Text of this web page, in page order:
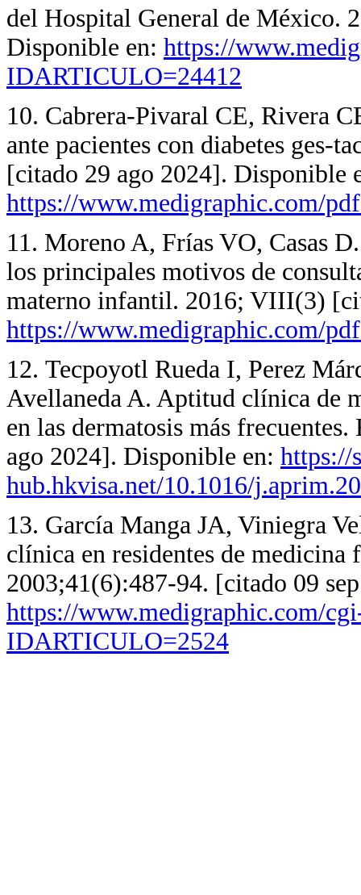
del Hospital General de México.
Disponible en: https://
IDARTICULO=24412
10. Cabrera-Pivaral CE, Rivera
ante pacientes con diabetes ges-
[citado 29 ago 2024]. Disponible
https://www.medigraphic.com/
11. Moreno A, Frías VO, Casas
los principales motivos de
materno infantil. 2016; VIII(3)
https://www.medigraphic.com/
12. Tecpoyotl Rueda I, Perez
Avellaneda A. Aptitud clínica de
en las dermatosis más
ago 2024]. Disponible en: https://
hub.hkvisa.net/10.1016/
13. García Manga JA, Viniegra
clínica en residentes de
2003;41(6):487-94. [citado 09
https://www.medigraphic.com/
IDARTICULO=2524